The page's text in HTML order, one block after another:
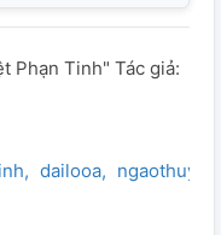
Phạn Tinh" Tác giả:
dailooa